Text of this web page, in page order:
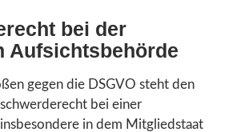
bei der
Aufsichts­behörde
gegen die DSGVO steht den
bei einer
in dem Mitgliedstaat